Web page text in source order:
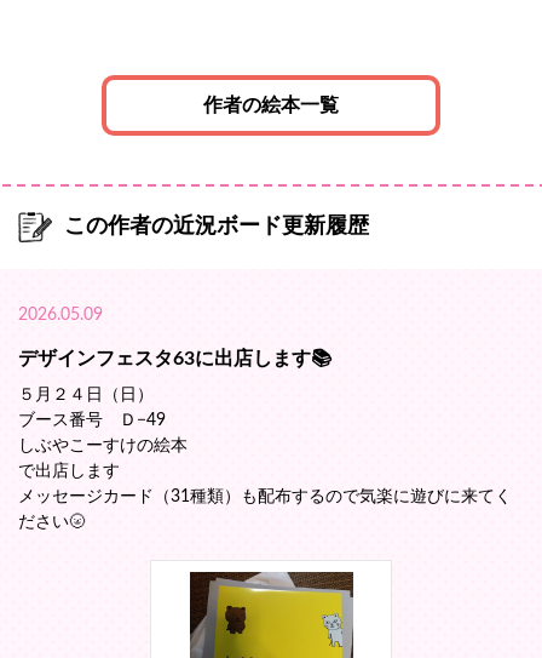
作者の絵本一覧
この作者の近況ボード更新履歴
2026.05.09
デザインフェスタ63に出店します📚️
５月２４日（日）
ブース番号 Ｄ−49
しぶやこーすけの絵本
で出店します
メッセージカード（31種類）も配布するので気楽に遊びに来てく
ださい🌝